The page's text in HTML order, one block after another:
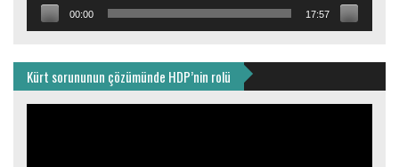
00:00 17:57
Kürt sorununun çözümünde HDP’nin rolü